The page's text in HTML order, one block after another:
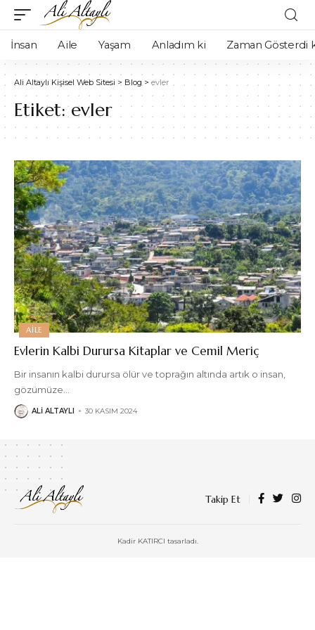
İnsan Aile Yaşam Anladım ki Zaman Gösterdi
Ali Altaylı Kişisel Web Sitesi > Blog> evler
Etiket:evler
AILE
Evlerin Kalbi Durursa Kitaplar ve Cemil Meriç
Bir insanın kalbi durursa ölür ve toprağın altında artık o insan,
gözümüze
ALI ALTAYLI 30 KASIM 2024
Takip Et
Kadir KATIRCI tasarladı.